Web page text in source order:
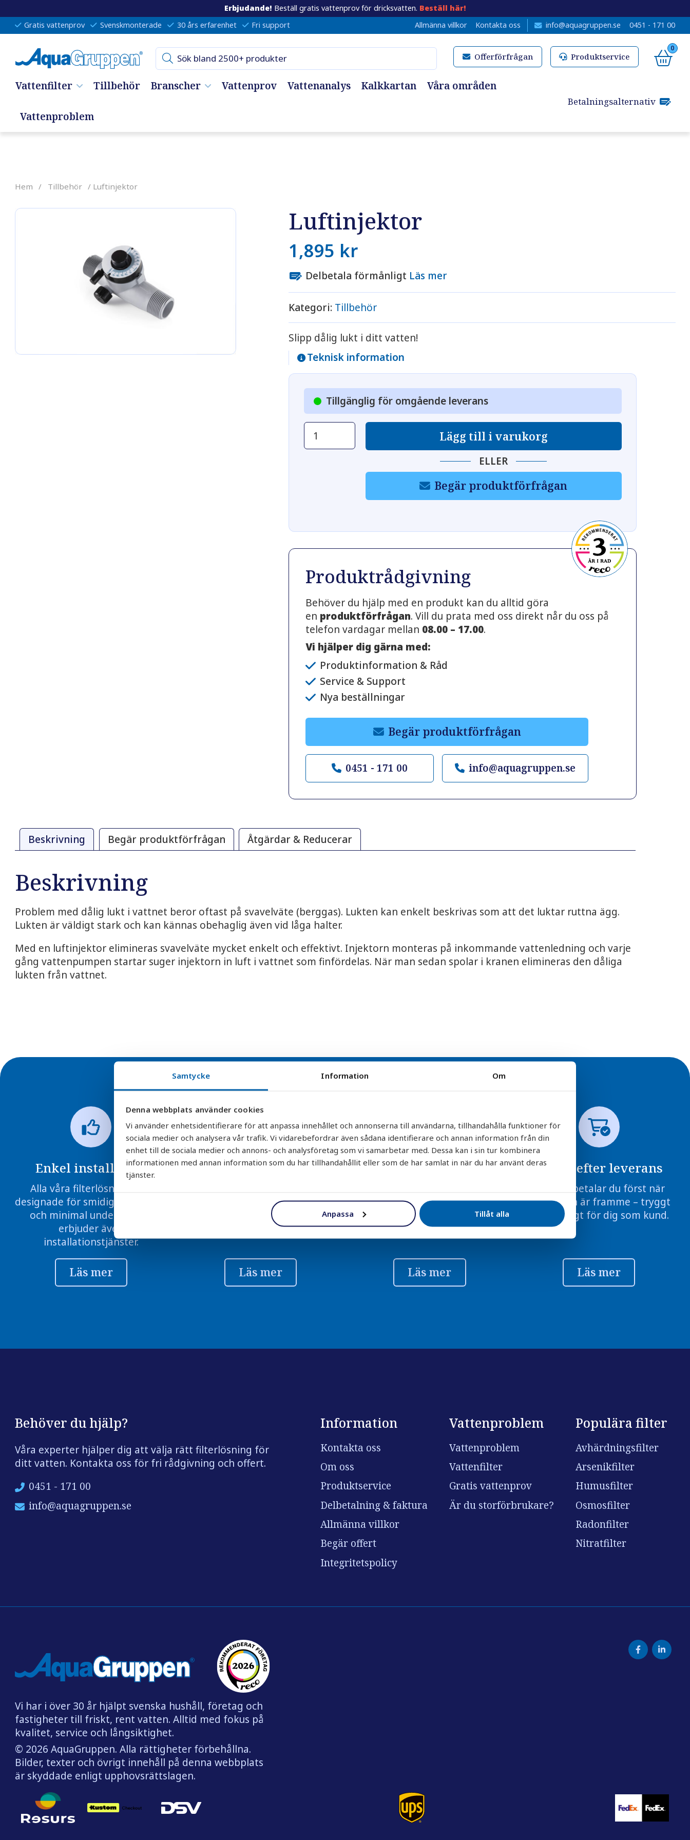
Samtycke Information Om
Denna webbplats använder cookies
Vi använder enhetsidentifierare för att anpassa innehållet och annonserna till användarna, tillhandahålla funktioner för
sociala medier och analysera vår trafik. Vi vidarebefordrar även sådana identifierare och annan information från din
enhet till de sociala medier och annons- och analysföretag som vi samarbetar med. Dessa kan i sin tur kombinera
informationen med annan information som du har tillhandahållit eller som de har samlat in när du har använt deras
tjänster.
Anpassa Tillåt alla
Erbjudande! Beställ gratis vattenprov för dricksvatten. Beställ här!
Gratis vattenprov
Svenskmonterade 30 års erfarenhet Fri support Allmänna villkor Kontakta oss info@aquagruppen.se 0451 - 171 00
Offerförfrågan Produktservice
0
Vattenfilter Tillbehör Branscher Vattenprov Vattenanalys Kalkkartan Våra områden
Vattenproblem
Betalningsalternativ
Hem / Tillbehör / Luftinjektor
Luftinjektor
1,895 kr
Delbetala förmånligt Läs mer
Kategori: Tillbehör
Slipp dålig lukt i ditt vatten!
Teknisk information
Tillgänglig för omgående leverans
Luftinjektor
mängd
Lägg till i varukorg
ELLER
Begär produktförfrågan
Produktrådgivning
Behöver du hjälp med en produkt kan du alltid göra
en produktförfrågan. Vill du prata med oss direkt når du oss på
telefon vardagar mellan 08.00 – 17.00.
Vi hjälper dig gärna med:
Produktinformation & Råd
Service & Support
Nya beställningar
Begär produktförfrågan
0451 - 171 00 info@aquagruppen.se
Beskrivning Begär produktförfrågan Åtgärdar & Reducerar
Beskrivning
Problem med dålig lukt i vattnet beror oftast på svavelväte (berggas). Lukten kan enkelt beskrivas som att det luktar ruttna ägg.
Lukten är väldigt stark och kan kännas obehaglig även vid låga halter.
Med en luftinjektor elimineras svavelväte mycket enkelt och effektivt. Injektorn monteras på inkommande vattenledning och varje
gång vattenpumpen startar suger injektorn in luft i vattnet som finfördelas. När man sedan spolar i kranen elimineras den dåliga
lukten från vattnet.
Enkel installation
Alla våra filterlösningar är
designade för smidig montering
och minimal underhåll – vi
erbjuder även
installationstjänster.
Läs mer
Snabb leverans
– ditt nya filter är oftast hos dig
inom en vecka så du snabbt får
rent vatten.
Läs mer
Trygg leverans
och packade för säker transport
– vi ersätter kostnadsfritt vid
skada.
Läs mer
Betala efter leverans
Hos oss betalar du först när
produkten är framme – tryggt
och smidigt för dig som kund.
Läs mer
Behöver du hjälp?
Våra experter hjälper dig att välja rätt filterlösning för
ditt vatten. Kontakta oss för fri rådgivning och offert.
0451 - 171 00
info@aquagruppen.se
Information
Kontakta oss
Om oss
Produktservice
Delbetalning & faktura
Allmänna villkor
Begär offert
Integritetspolicy
Vattenproblem
Vattenproblem
Vattenfilter
Gratis vattenprov
Är du storförbrukare?
Populära filter
Avhärdningsfilter
Arsenikfilter
Humusfilter
Osmosfilter
Radonfilter
Nitratfilter
Vi har i över 30 år hjälpt svenska hushåll, företag och
fastigheter till friskt, rent vatten. Alltid med fokus på
kvalitet, service och långsiktighet.
© 2026 AquaGruppen. Alla rättigheter förbehållna.
Bilder, texter och övrigt innehåll på denna webbplats
är skyddade enligt upphovsrättslagen.
Facebook